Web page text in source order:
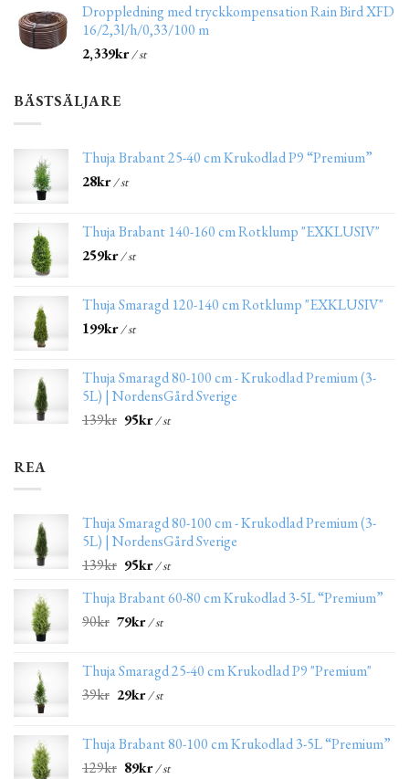
Droppledning med tryckkompensation Rain Bird XFD
16/2,3l/h/0,33/100 m
2,339kr/ st
BÄSTSÄLJARE
Thuja Brabant 25-40 cm Krukodlad P9 “Premium”
28kr/ st
Thuja Brabant 140-160 cm Rotklump "EXKLUSIV"
259kr/ st
Thuja Smaragd 120-140 cm Rotklump "EXKLUSIV"
199kr/ st
Thuja Smaragd 80-100 cm - Krukodlad Premium (3-
5L) | NordensGård Sverige
139kr 95kr/ st
REA
Thuja Smaragd 80-100 cm - Krukodlad Premium (3-
5L) | NordensGård Sverige
139kr 95kr/ st
Thuja Brabant 60-80 cm Krukodlad 3-5L “Premium”
90kr 79kr/ st
Thuja Smaragd 25-40 cm Krukodlad P9 "Premium"
39kr 29kr/ st
Thuja Brabant 80-100 cm Krukodlad 3-5L “Premium”
129kr 89kr/ st